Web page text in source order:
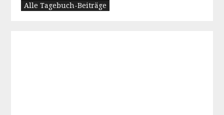
Alle Tagebuch-Beiträge